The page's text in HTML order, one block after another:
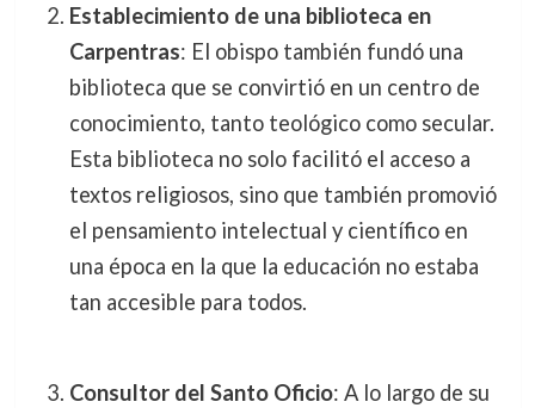
Establecimiento de una biblioteca en
Carpentras: El obispo también fundó una
biblioteca que se convirtió en un centro de
conocimiento, tanto teológico como secular.
Esta biblioteca no solo facilitó el acceso a
textos religiosos, sino que también promovió
el pensamiento intelectual y científico en
una época en la que la educación no estaba
tan accesible para todos.
Consultor del Santo Oficio: A lo largo de su